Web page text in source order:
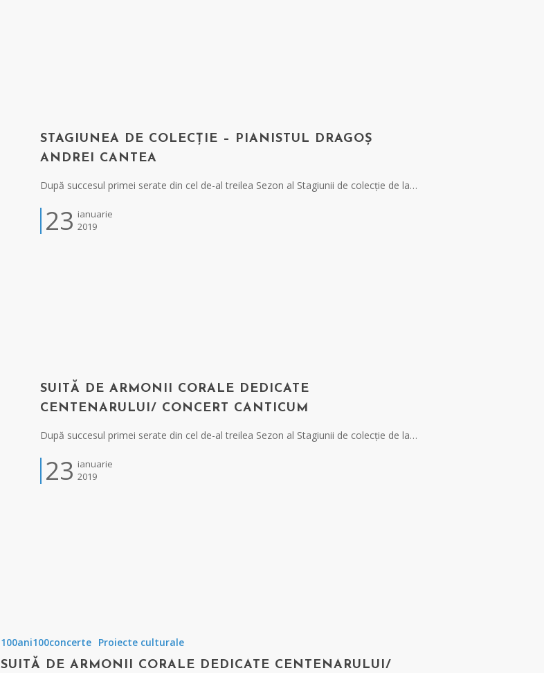
STAGIUNEA DE COLECȚIE – PIANISTUL DRAGOȘ
ANDREI CANTEA
După succesul primei serate din cel de-al treilea Sezon al Stagiunii de colecție de la…
23 ianuarie
2019
SUITĂ DE ARMONII CORALE DEDICATE
CENTENARULUI/ CONCERT CANTICUM
După succesul primei serate din cel de-al treilea Sezon al Stagiunii de colecție de la…
23 ianuarie
2019
100ani100concerte Proiecte culturale
SUITĂ DE ARMONII CORALE DEDICATE CENTENARULUI/